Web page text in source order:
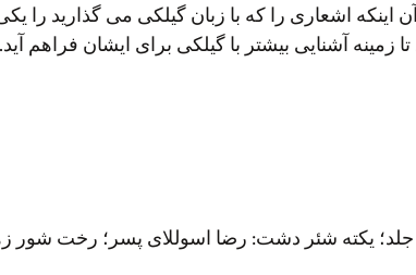
اینکه اشعاری را که با زبان گیلکی می گذارید
تا زمینه آشنایی بیشتر با گیلکی برای ایشان فراهم آید.
جلد؛ یکته شئر دشت: رضا اسوللای پسر؛ رخت